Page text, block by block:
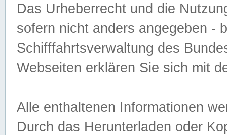
Das Urheberrecht und die
sofern nicht anders angegeben -
Schifffahrtsverwaltung des
Webseiten erklären Sie sich mit
Alle enthaltenen Informationen
Durch das Herunterladen oder